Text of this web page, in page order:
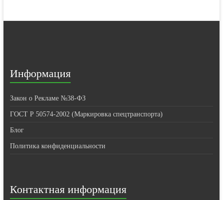
Информация
Закон о Рекламе №38-ФЗ
ГОСТ Р 50574-2002 (Маркировка спецтранспорта)
Блог
Политика конфиденциальности
Контактная информация